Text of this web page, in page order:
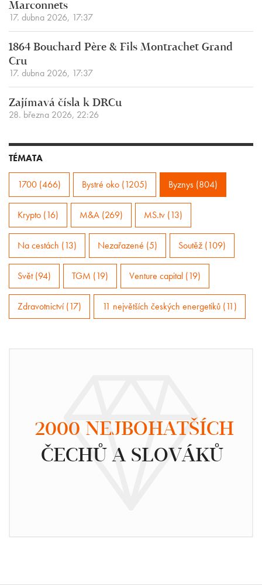
Marconnets
17. dubna 2026, 17:37
1864 Bouchard Père & Fils Montrachet Grand
Cru
17. dubna 2026, 17:37
Zajímavá čísla k DRCu
28. března 2026, 22:26
TÉMATA
1700 (466) Bystré oko (1205) Byznys (804)
Krypto (16) M&A (269) MS.tv (13)
Na cestách (13) Nezařazené (5) Soutěž (109)
Svět (94) TGM (19) Venture capital (19)
Zdravotnictví (17) 11 největších českých energetiků (11)
2000 NEJBOHATŠÍCH
ČECHŮ A SLOVÁKŮ